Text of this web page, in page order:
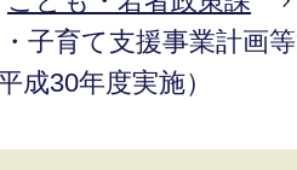
子育て支援事業計画
成30年度実施）